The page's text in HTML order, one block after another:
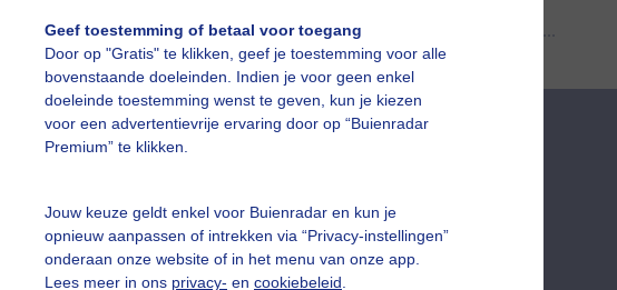
Geef toestemming of betaal voor toegang
Door op "Gratis" te klikken, geef je toestemming voor alle
bovenstaande doeleinden. Indien je voor geen enkel
doeleinde toestemming wenst te geven, kun je kiezen
voor een advertentievrije ervaring door op “Buienradar
Premium” te klikken.
Jouw keuze geldt enkel voor Buienradar en kun je
opnieuw aanpassen of intrekken via “Privacy-instellingen”
onderaan onze website of in het menu van onze app.
Lees meer in ons privacy- en cookiebeleid
Een moment geduld aub...
vragen
Mijn weer